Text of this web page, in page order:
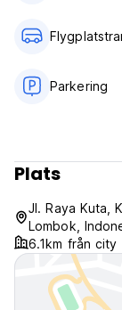
Parkering
Plats
Jl. Raya Kuta,
Lombok,
6.1km från city